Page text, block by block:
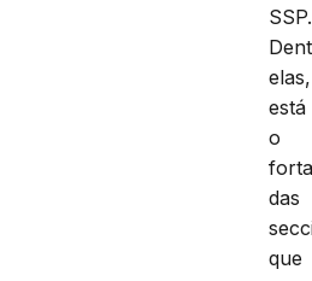
SSP.
elas,
está
o
das
que